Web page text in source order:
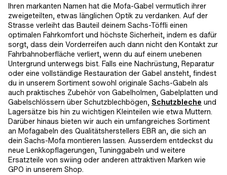
Ihren markanten Namen hat die Mofa-Gabel vermutlich ihrer
zweigeteilten, etwas länglichen Optik zu verdanken. Auf der
Strasse verleiht das Bauteil deinem Sachs-Töffli einen
optimalen Fahrkomfort und höchste Sicherheit, indem es dafür
sorgt, dass dein Vorderreifen auch dann nicht den Kontakt zur
Fahrbahnoberfläche verliert, wenn du auf einem unebenen
Untergrund unterwegs bist. Falls eine Nachrüstung, Reparatur
oder eine vollständige Restauration der Gabel ansteht, findest
du in unserem Sortiment sowohl originale Sachs-Gabeln als
auch praktisches Zubehör von Gabelholmen, Gabelplatten und
Gabelschlössern über Schutzblechbögen, Schutzbleche und
Lagersätze bis hin zu wichtigen Kleinteilen wie etwa Muttern.
Darüber hinaus bieten wir auch ein umfangreiches Sortiment
an Mofagabeln des Qualitätsherstellers EBR an, die sich an
dein Sachs-Mofa montieren lassen. Ausserdem entdeckst du
neue Lenkkopflagerungen, Tuninggabeln und weitere
Ersatzteile von swiing oder anderen attraktiven Marken wie
GPO in unserem Shop.